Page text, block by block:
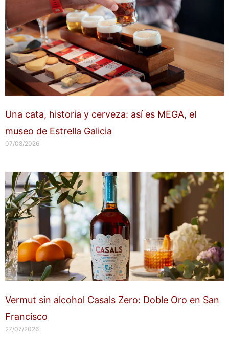
Una cata, historia y cerveza: así es MEGA, el
museo de Estrella Galicia
07/08/2026
Vermut sin alcohol Casals Zero: Doble Oro en San
Francisco
27/07/2026